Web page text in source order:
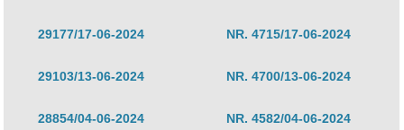
29177/17-06-2024 NR. 4715/17-06-2024
29103/13-06-2024 NR. 4700/13-06-2024
28854/04-06-2024 NR. 4582/04-06-2024